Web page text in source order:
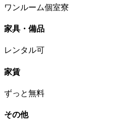
ワンルーム個室寮
家具・備品
レンタル可
家賃
ずっと無料
その他